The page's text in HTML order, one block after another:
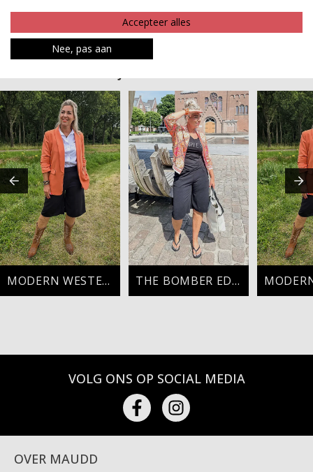
Product kenmerken
Betaalinformatie
MODERN WESTERN THE BOMBER EDIT
VOLG ONS OP SOCIAL MEDIA
OVER MAUDD
Accepteer alles
Nee, pas aan